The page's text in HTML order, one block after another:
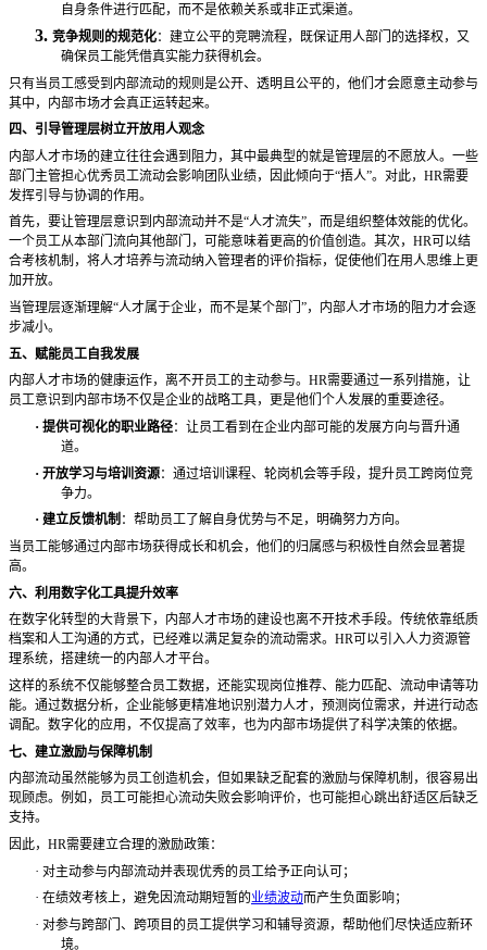
自身条件进行匹配，而不是依赖关系或非正式渠道。
3. 竞争规则的规范化：建立公平的竞聘流程，既保证用人部门的选择权，又
确保员工能凭借真实能力获得机会。
只有当员工感受到内部流动的规则是公开、透明且公平的，他们才会愿意主动参与
其中，内部市场才会真正运转起来。
四、引导管理层树立开放用人观念
内部人才市场的建立往往会遇到阻力，其中最典型的就是管理层的不愿放人。一些
部门主管担心优秀员工流动会影响团队业绩，因此倾向于“捂人”。对此，HR需要
发挥引导与协调的作用。
首先，要让管理层意识到内部流动并不是“人才流失”，而是组织整体效能的优化。
一个员工从本部门流向其他部门，可能意味着更高的价值创造。其次，HR可以结
合考核机制，将人才培养与流动纳入管理者的评价指标，促使他们在用人思维上更
加开放。
当管理层逐渐理解“人才属于企业，而不是某个部门”，内部人才市场的阻力才会逐
步减小。
五、赋能员工自我发展
内部人才市场的健康运作，离不开员工的主动参与。 HR需要通过一系列措施，让
员工意识到内部市场不仅是企业的战略工具，更是他们个人发展的重要途径。
· 提供可视化的职业路径：让员工看到在企业内部可能的发展方向与晋升通
道。
· 开放学习与培训资源：通过培训课程、轮岗机会等手段，提升员工跨岗位竞
争力。
· 建立反馈机制 ：帮助员工了解自身优势与不足，明确努力方向。
当员工能够通过内部市场获得成长和机会，他们的归属感与积极性自然会显著提
高。
六、利用数字化工具提升效率
在数字化转型的大背景下，内部人才市场的建设也离不开技术手段。传统依靠纸质
档案和人工沟通的方式，已经难以满足复杂的流动需求。 HR可以引入人力资源管
理系统，搭建统一的内部人才平台。
这样的系统不仅能够整合员工数据，还能实现岗位推荐、能力匹配、流动申请等功
能。通过数据分析，企业能够更精准地识别潜力人才，预测岗位需求，并进行动态
调配。数字化的应用，不仅提高了效率，也为内部市场提供了科学决策的依据。
七、建立激励与保障机制
内部流动虽然能够为员工创造机会，但如果缺乏配套的激励与保障机制，很容易出
现顾虑。例如，员工可能担心流动失败会影响评价，也可能担心跳出舒适区后缺乏
支持。
因此， HR需要建立合理的激励政策：
· 对主动参与内部流动并表现优秀的员工给予正向认可；
· 在绩效考核上，避免因流动期短暂的业绩波动而产生负面影响；
· 对参与跨部门、跨项目的员工提供学习和辅导资源，帮助他们尽快适应新环
境。